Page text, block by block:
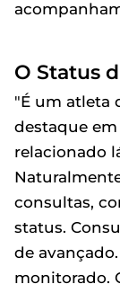
O Status
"É um atleta
destaque
relacionado
consultas,
status.
de
monitorado.